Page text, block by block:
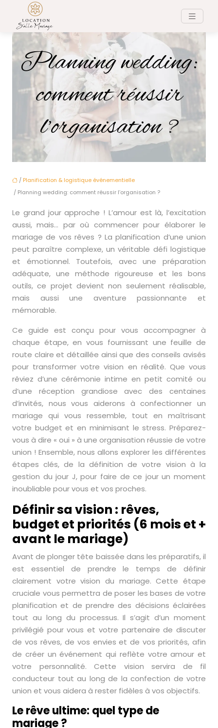
Planning wedding:
comment réussir
l’organisation ?
/ Planification & logistique événementielle
/ Planning wedding: comment réussir l’organisation ?
Le grand jour approche ! L’amour est là, l’excitation
aussi, mais… par où commencer pour élaborer le
mariage de vos rêves ? La planification d’une union
peut paraître complexe, un véritable défi logistique
et émotionnel. Toutefois, avec une préparation
adéquate, une méthode rigoureuse et les bons
outils, ce projet devient non seulement réalisable,
mais aussi une aventure passionnante et
mémorable.
Ce guide est conçu pour vous accompagner à
chaque étape, en vous fournissant une feuille de
route claire et détaillée ainsi que des conseils avisés
pour transformer votre vision en réalité. Que vous
rêviez d’une cérémonie intime en petit comité ou
d’une réception grandiose avec des centaines
d’invités, nous vous aiderons à confectionner un
mariage qui vous ressemble, tout en maîtrisant
votre budget et en minimisant le stress. Préparez-
vous à dire « oui » à une organisation réussie de votre
union ! Ensemble, nous allons explorer les différentes
étapes clés, de la définition de votre vision à la
gestion du jour J, pour faire de ce jour un moment
inoubliable pour vous et vos proches.
Définir sa vision : rêves,
budget et priorités (6 mois et +
avant le mariage)
Avant de plonger tête baissée dans les préparatifs, il
est essentiel de prendre le temps de définir
clairement votre vision du mariage. Cette étape
cruciale vous permettra de poser les bases de votre
planification et de prendre des décisions éclairées
tout au long du processus. Il s’agit d’un moment
privilégié pour vous et votre partenaire de discuter
de vos rêves, de vos envies et de vos priorités, afin
de créer un événement qui reflète votre amour et
votre personnalité. Cette vision servira de fil
conducteur tout au long de la confection de votre
union et vous aidera à rester fidèles à vos objectifs.
Le rêve ultime: quel type de
mariage ?